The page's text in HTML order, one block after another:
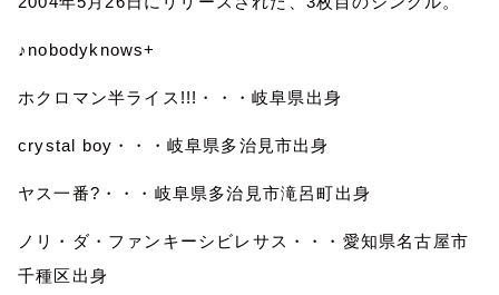
♪ nobodyknows+
ホクロマン半ライス !!! ・・・岐阜県出身
crystal boy ・・・岐阜県多治見市出身
ヤス一番? ・・・岐阜県多治見市滝呂町出身
ノリ・ダ・ファンキーシビレサス・・・愛知県名古屋市
千種区出身